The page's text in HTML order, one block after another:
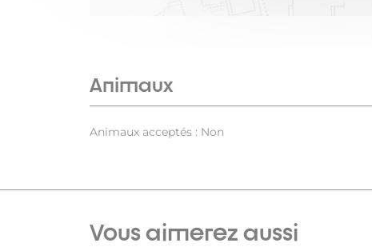
Animaux
Animaux acceptés : Non
Vous aimerez aussi